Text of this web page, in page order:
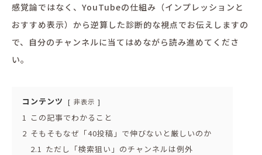
感覚論ではなく、YouTubeの仕組み（インプレッションと
おすすめ表示）から逆算した診断的な視点でお伝えしますの
で、自分のチャンネルに当てはめながら読み進めてくださ
い。
コンテンツ 非表示
1 この記事でわかること
2 そもそもなぜ「40投稿」で伸びないと厳しいのか
2.1 ただし「検索狙い」のチャンネルは例外